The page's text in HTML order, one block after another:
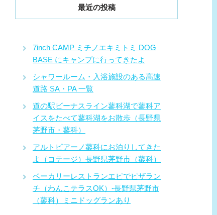
最近の投稿
7inch CAMP ミチノエキミトミ DOG
BASE にキャンプに行ってきたよ
シャワールーム・入浴施設のある高速
道路 SA・PA 一覧
道の駅ビーナスライン蓼科湖で蓼科ア
イスをたべて蓼科湖をお散歩（長野県
茅野市・蓼科）
アルトピアーノ蓼科にお泊りしてきた
よ（コテージ）長野県茅野市（蓼科）
ベーカリーレストランエピでピザラン
チ（わんこテラスOK）-長野県茅野市
（蓼科）ミニドッグランあり